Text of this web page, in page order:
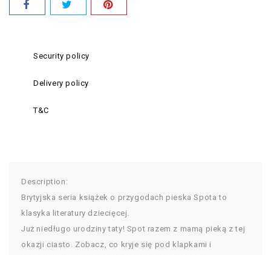
Security policy
Delivery policy
T&C
Description:
Brytyjska seria książek o przygodach pieska Spota to
klasyka literatury dziecięcej.
Już niedługo urodziny taty! Spot razem z mamą pieką z tej
okazji ciasto. Zobacz, co kryje się pod klapkami i